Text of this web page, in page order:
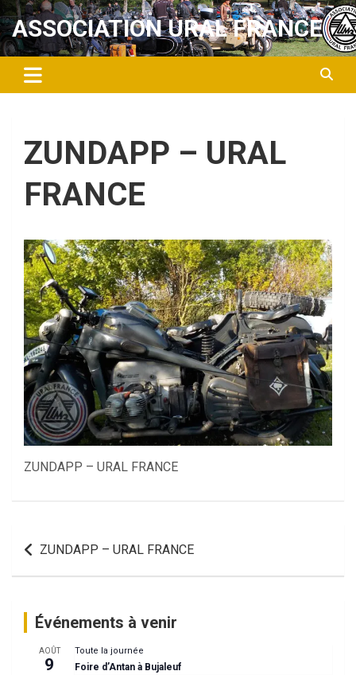
Aller
au
contenu
ASSOCIATION URAL FRANCE
ZUNDAPP – URAL
FRANCE
ZUNDAPP – URAL FRANCE
Navigation
ZUNDAPP – URAL FRANCE
Événements à venir
AOÛT
9
Toute la journée
Foire d’Antan à Bujaleuf